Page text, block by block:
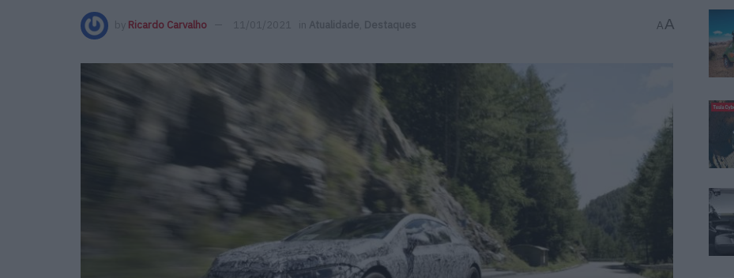
by Ricardo Carvalho 11/01/2021 in Atualidade Destaques AA